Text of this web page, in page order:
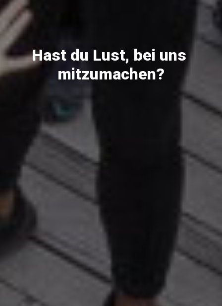
Hast du Lust, bei uns
mitzumachen?